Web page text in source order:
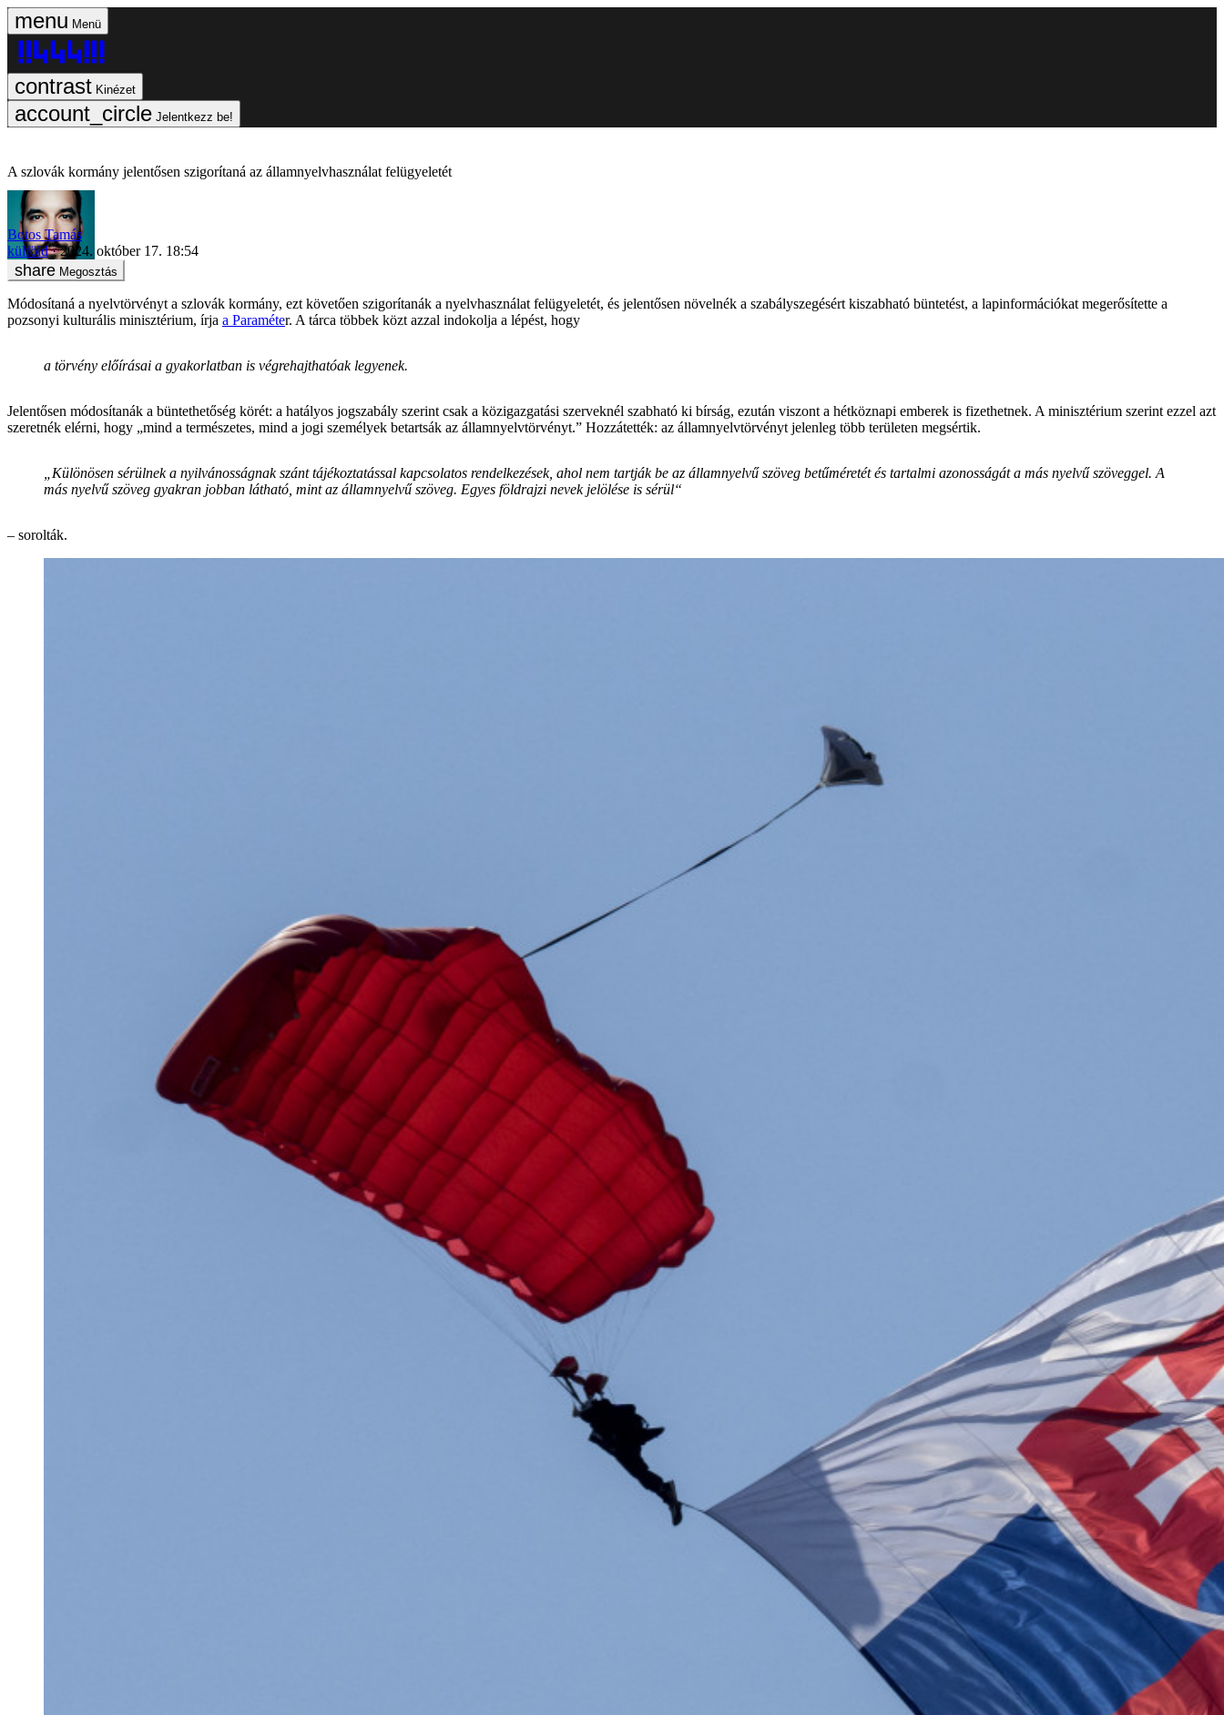
Menü
Kinézet
Jelentkezz be!
A szlovák kormány jelentősen szigorítaná az államnyelvhasználat felügyeletét
Botos Tamás
külföld
2024. október 17. 18:54
Megosztás
Módosítaná a nyelvtörvényt a szlovák kormány, ezt követően szigorítanák a nyelvhasználat felügyeletét, és jelentősen növelnék a szabályszegésért kiszabható büntetést, a lapinformációkat megerősítette a
pozsonyi kulturális minisztérium, írja a Paraméter. A tárca többek közt azzal indokolja a lépést, hogy
a törvény előírásai a gyakorlatban is végrehajthatóak legyenek.
Jelentősen módosítanák a büntethetőség körét: a hatályos jogszabály szerint csak a közigazgatási szerveknél szabható ki bírság, ezután viszont a hétköznapi emberek is fizethetnek. A minisztérium szerint ezzel azt
szeretnék elérni, hogy „mind a természetes, mind a jogi személyek betartsák az államnyelvtörvényt.” Hozzátették: az államnyelvtörvényt jelenleg több területen megsértik.
„Különösen sérülnek a nyilvánosságnak szánt tájékoztatással kapcsolatos rendelkezések, ahol nem tartják be az államnyelvű szöveg betűméretét és tartalmi azonosságát a más nyelvű szöveggel. A
más nyelvű szöveg gyakran jobban látható, mint az államnyelvű szöveg. Egyes földrajzi nevek jelölése is sérül“
– sorolták.